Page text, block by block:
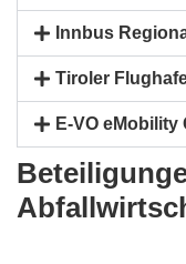
Innbus
Tiroler
E-VO eMobility